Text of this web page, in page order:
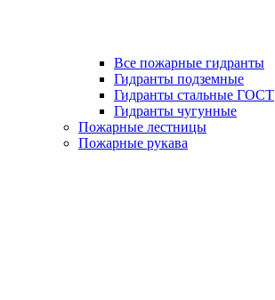
Все пожарные гидранты
Гидранты подземные
Гидранты стальные ГОСТ
Гидранты чугунные
Пожарные лестницы
Пожарные рукава